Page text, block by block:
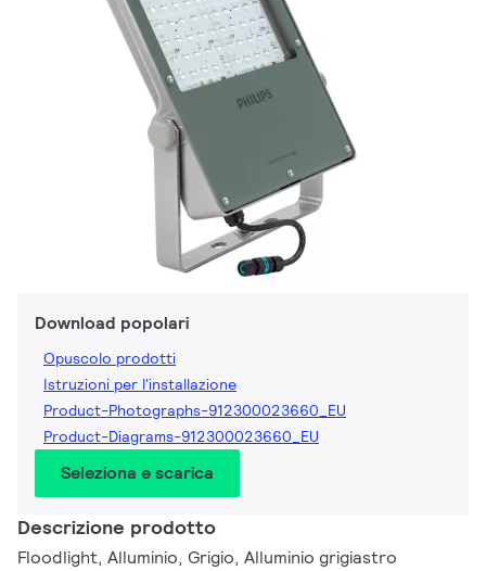
Download popolari
Opuscolo prodotti
Istruzioni per l'installazione
Product-Photographs-912300023660_EU
Product-Diagrams-912300023660_EU
Seleziona e scarica
Descrizione prodotto
Floodlight, Alluminio, Grigio, Alluminio grigiastro